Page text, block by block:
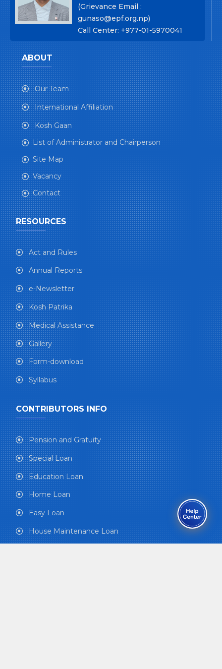
(Grievance Email :
gunaso@epf.org.np)
Call Center: +977-01-5970041
ABOUT
Our Team
International Affiliation
Kosh Gaan
List of Administrator and Chairperson
Site Map
Vacancy
Contact
RESOURCES
Act and Rules
Annual Reports
e-Newsletter
Kosh Patrika
Medical Assistance
Gallery
Form-download
Syllabus
CONTRIBUTORS INFO
Pension and Gratuity
Special Loan
Education Loan
Home Loan
Easy Loan
House Maintenance Loan